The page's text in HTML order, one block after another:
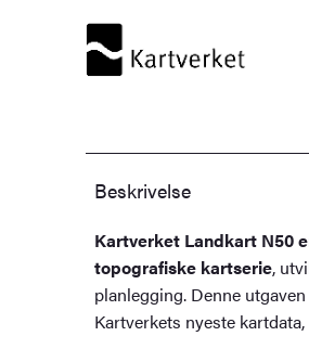
Sandane
antall
Beskrivelse
Kartverket Landkart N50
topografiske kartserie,
planlegging. Denne
Kartverkets nyeste